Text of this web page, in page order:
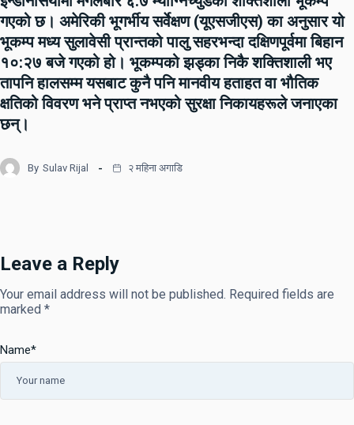
गएको छ। अमेरिकी भूगर्भीय सर्वेक्षण (यूएसजीएस) का अनुसार यो
भूकम्प मध्य सुलावेसी प्रान्तको पालु सहरभन्दा दक्षिणपूर्वमा बिहान
१०:२७ बजे गएको हो। भूकम्पको झड्का निकै शक्तिशाली भए
तापनि हालसम्म यसबाट कुनै पनि मानवीय हताहत वा भौतिक
क्षतिको विवरण भने प्राप्त नभएको सुरक्षा निकायहरूले जनाएका
छन्।
By Sulav Rijal २ महिना अगाडि
Leave a Reply
Your email address will not be published. Required fields are
marked *
Name*